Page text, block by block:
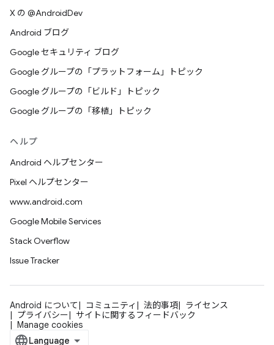
X の @AndroidDev
Android ブログ
Google セキュリティ ブログ
Google グループの「プラットフォーム」トピック
Google グループの「ビルド」トピック
Google グループの「移植」トピック
ヘルプ
Android ヘルプセンター
Pixel ヘルプセンター
www.android.com
Google Mobile Services
Stack Overflow
Issue Tracker
Android について コミュニティ 法的事項
ライセンス
プライバシー
サイトに関するフィードバック
Manage cookies